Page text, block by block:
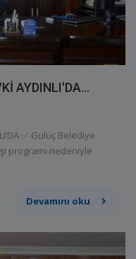
AYDINLI'DA...
✅ Gülüç Belediye
programı nedeniyle
Devamını oku